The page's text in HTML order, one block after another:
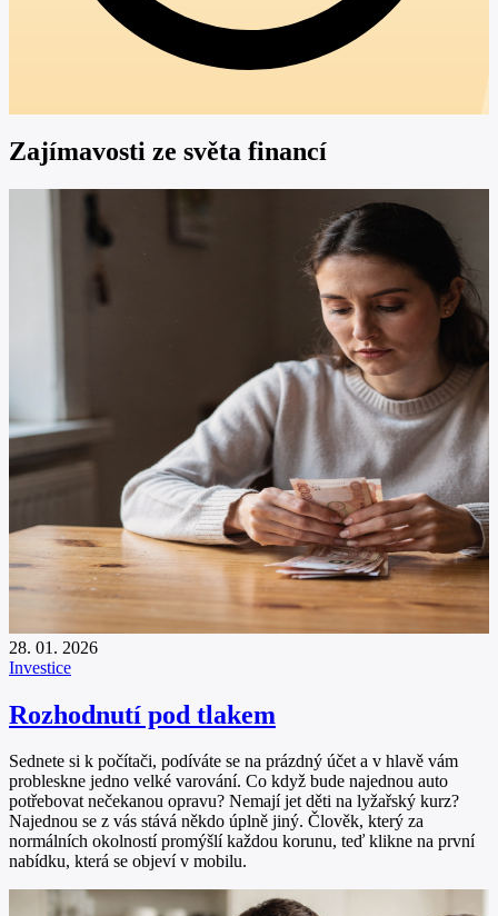
Zajímavosti ze světa financí
28. 01. 2026
Investice
Rozhodnutí pod tlakem
Sednete si k počítači, podíváte se na prázdný účet a v hlavě vám
probleskne jedno velké varování. Co když bude najednou auto
potřebovat nečekanou opravu? Nemají jet děti na lyžařský kurz?
Najednou se z vás stává někdo úplně jiný. Člověk, který za
normálních okolností promýšlí každou korunu, teď klikne na první
nabídku, která se objeví v mobilu.